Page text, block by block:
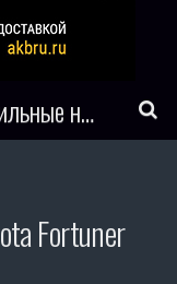
Autonews58.ru - Автомобильные новости Пензы и всего мира
Fortuner